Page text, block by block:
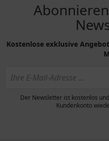
Kostenlose exklusive
Der Newsletter ist kostenlos
Kundenkonto